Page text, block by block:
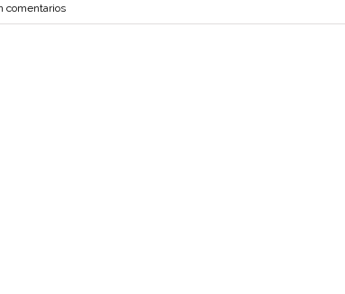
consideraciones, preguntas, y algunas respuestas»
comentarios